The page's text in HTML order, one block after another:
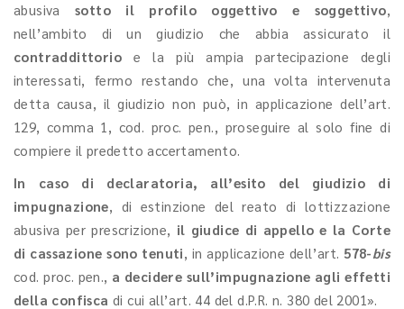
abusiva sotto il profilo oggettivo e soggettivo,
nell’ambito di un giudizio che abbia assicurato il
contraddittorio e la più ampia partecipazione degli
interessati, fermo restando che, una volta intervenuta
detta causa, il giudizio non può, in applicazione dell’art.
129, comma 1, cod. proc. pen., proseguire al solo fine di
compiere il predetto accertamento.
In caso di declaratoria, all’esito del giudizio di
impugnazione, di estinzione del reato di lottizzazione
abusiva per prescrizione, il giudice di appello e la Corte
di cassazione sono tenuti, in applicazione dell’art. 578-bis
cod. proc. pen., a decidere sull’impugnazione agli effetti
della confisca di cui all’art. 44 del d.P.R. n. 380 del 2001».